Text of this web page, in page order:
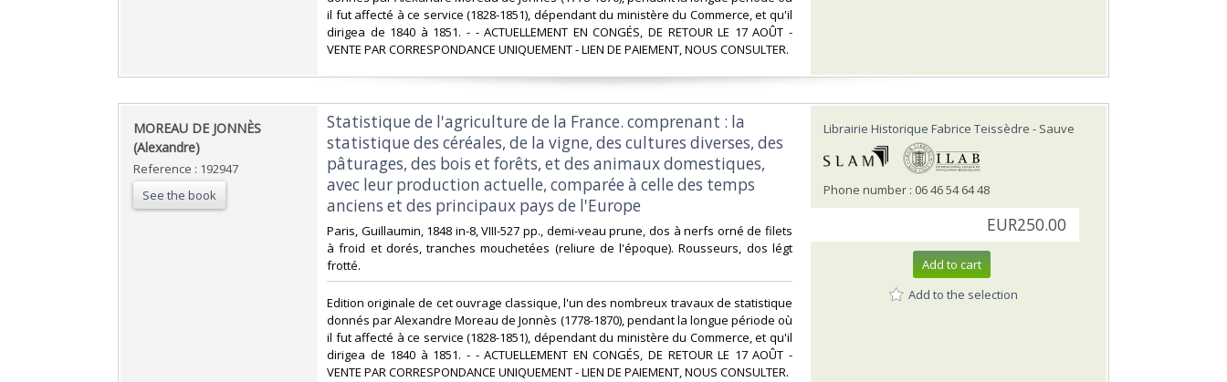
il fut affecté à ce service (1828-1851), dépendant du ministère du Commerce, et qu'il
dirigea de 1840 à 1851. - - ACTUELLEMENT EN CONGÉS, DE RETOUR LE 17 AOÛT -
VENTE PAR CORRESPONDANCE UNIQUEMENT - LIEN DE PAIEMENT, NOUS CONSULTER.‎
‎MOREAU DE JONNÈS
(Alexandre)‎
Reference : 192947
See the book
‎Statistique de l'agriculture de la France. comprenant : la
statistique des céréales, de la vigne, des cultures diverses, des
pâturages, des bois et forêts, et des animaux domestiques,
avec leur production actuelle, comparée à celle des temps
anciens et des principaux pays de l'Europe‎
‎Paris, Guillaumin, 1848 in-8, VIII-527 pp., demi-veau prune, dos à nerfs orné de filets
à froid et dorés, tranches mouchetées (reliure de l'époque). Rousseurs, dos légt
frotté.‎
‎Edition originale de cet ouvrage classique, l'un des nombreux travaux de statistique
donnés par Alexandre Moreau de Jonnès (1778-1870), pendant la longue période où
il fut affecté à ce service (1828-1851), dépendant du ministère du Commerce, et qu'il
dirigea de 1840 à 1851. - - ACTUELLEMENT EN CONGÉS, DE RETOUR LE 17 AOÛT -
VENTE PAR CORRESPONDANCE UNIQUEMENT - LIEN DE PAIEMENT, NOUS CONSULTER.‎
Librairie Historique Fabrice Teissèdre - Sauve
Phone number : 06 46 54 64 48
EUR250.00
Add to cart
Add to the selection